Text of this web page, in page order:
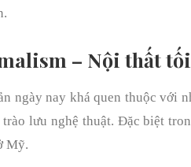
– Nội thất
ngày nay khá quen thuộc với
lưu nghệ thuật. Đặc biệt
Mỹ.